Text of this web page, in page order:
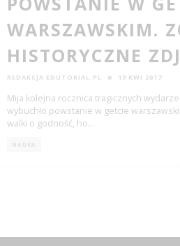
WARSZAWSKIM.
HISTORYCZNE
REDAKCJA EDUTORIAL.PL 19 KWI 2017
Mija kolejna rocznica tragicznych
wybuchło powstanie w getcie
walki o godność, ho...
NAUKA